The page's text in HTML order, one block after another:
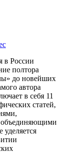
в России
полтора
до новейших
автора
в себя 11
статей,
объединяющими